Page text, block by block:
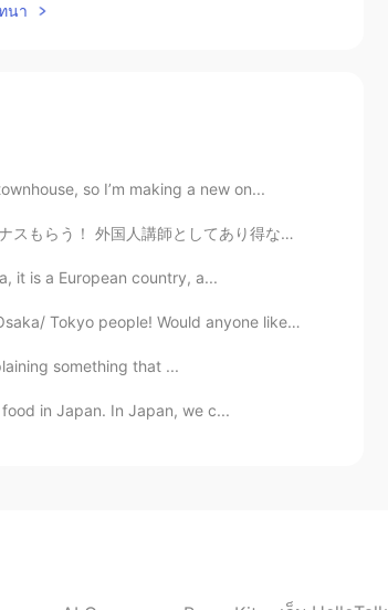
をぐるぐる回っていたり、沢山
、時々話の途中で言葉に躓いて
นา
so I’m making a new on...
笑 その一方。。。。。。。。。。 勤務時間は8:30から19時まで ...
it is a European country, a...
Would anyone like to meet to practice Engli...
something that ...
in Japan. In Japan, we c...